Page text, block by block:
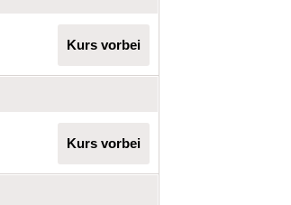
Kurs vorbei
Kurs vorbei